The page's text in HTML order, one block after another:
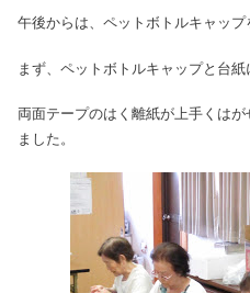
午後からは、ペットボトルキャップ
まず、ペットボトルキャップと台紙
両面テープのはく離紙が上手くは
ました。